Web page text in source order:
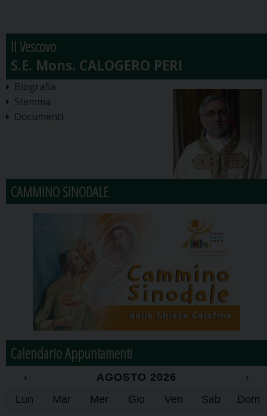
Il Vescovo
Biografia
Stemma
Documenti
CAMMINO SINODALE
Calendario Appuntamenti
‹ AGOSTO 2026
›
Lun
Mar Mer Gio Ven Sab Dom